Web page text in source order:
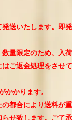
送いたします。即
量限定のため、入
ご返金処理をさせて
かかります。
都合により送料が重
せ致します。ご了承